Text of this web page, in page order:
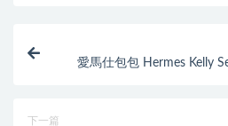
愛馬仕包包 Hermes Kelly
下一篇